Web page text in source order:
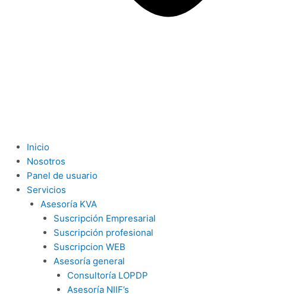
Inicio
Nosotros
Panel de usuario
Servicios
Asesoría KVA
Suscripción Empresarial
Suscripción profesional
Suscripcion WEB
Asesoría general
Consultoría LOPDP
Asesoría NIIF’s